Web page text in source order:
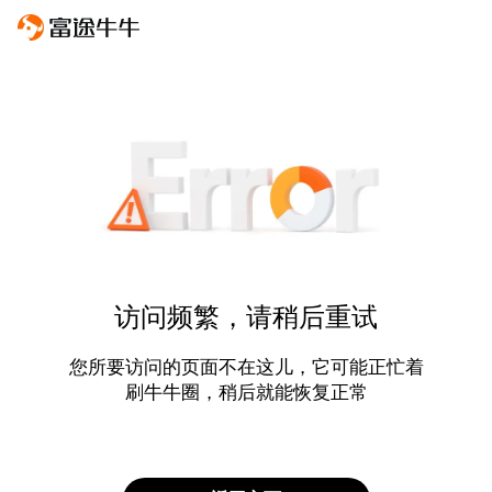
访问频繁，请稍后重试
您所要访问的页面不在这儿，它可能正忙着
刷牛牛圈，稍后就能恢复正常